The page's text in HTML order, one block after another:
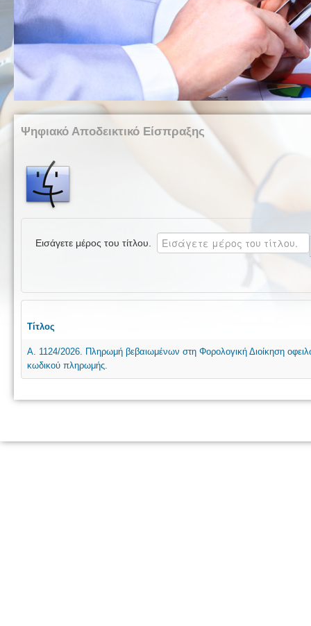
Ψηφιακό Αποδεικτικό Είσπραξης
Εισάγετε μέρος του τίτλου.
Τίτλος
Α. 1124/2026. Πληρωμή βεβαιωμένων στη Φορολογική Διοίκηση
κωδικού πληρωμής.